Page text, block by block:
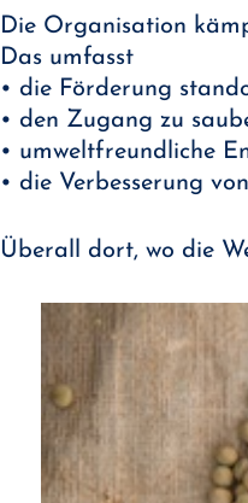
Die Organisation
Das umfasst
• die Förderung
• den Zugang zu
• umweltfreundliche
• die Verbesserung
Überall dort, wo die